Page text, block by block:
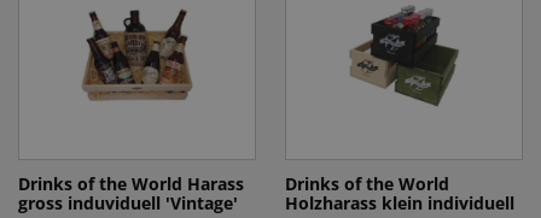
Drinks of the World Harass
gross induviduell 'Vintage'
Drinks of the World
Holzharass klein individuell